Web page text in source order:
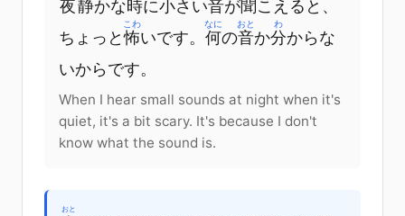
夜静かな時に小さい音が聞 こえる と 、
ちょっと怖
こわ
いです。 何
なに
の音
おと
か分
わ
からな
いから です。
When I hear small sounds at night when it's
quiet, it's a bit scary. It's because I don't
know what the sound is.
おと